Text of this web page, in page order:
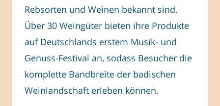
Rebsorten und Weinen bekannt sind.
Über 30 Weingüter bieten ihre Produkte
auf Deutschlands erstem Musik- und
Genuss-Festival an, sodass Besucher die
komplette Bandbreite der badischen
Weinlandschaft erleben können.